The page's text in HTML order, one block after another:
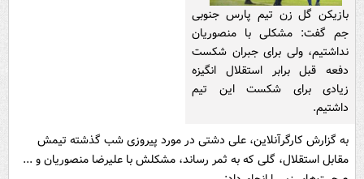
بازیکن گل زن تیم پارس جنوبی
جم گفت: مشکلی با منصوریان
نداشتیم، ولی برای جبران شکست
دفعه قبل برابر استقلال انگیزه
زیادی برای شکست این تیم
داشتیم.
به گزارش کارگرآنلاین، علی دشتی در مورد پیروزی شب گذشته تیمش
مقابل استقلال، گلی که به ثمر رساند، مشکلش با علیرضا منصوریان و ...